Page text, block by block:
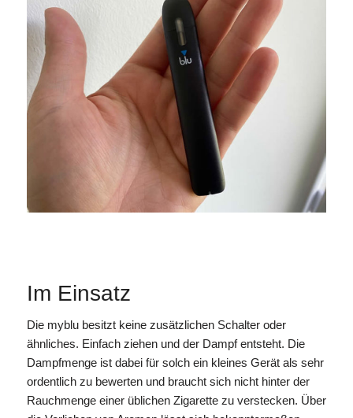
Im Einsatz
Die myblu besitzt keine zusätzlichen Schalter oder
ähnliches. Einfach ziehen und der Dampf entsteht. Die
Dampfmenge ist dabei für solch ein kleines Gerät als sehr
ordentlich zu bewerten und braucht sich nicht hinter der
Rauchmenge einer üblichen Zigarette zu verstecken. Über